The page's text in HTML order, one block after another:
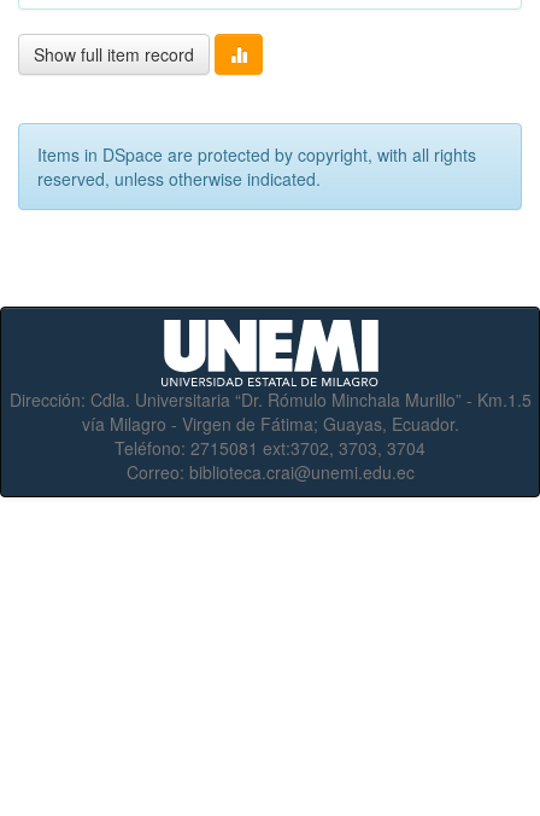
Show full item record
Items in DSpace are protected by copyright, with all rights
reserved, unless otherwise indicated.
Dirección: Cdla. Universitaria “Dr. Rómulo Minchala Murillo” - Km.1.5
vía Milagro - Virgen de Fátima; Guayas, Ecuador.
Teléfono: 2715081 ext:3702, 3703, 3704
Correo: biblioteca.crai@unemi.edu.ec